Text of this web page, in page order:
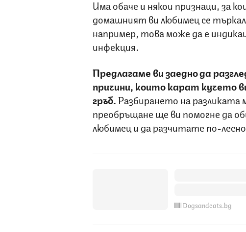
Има обаче и някои признаци, за
домашният ви любимец се
например, това може да е
инфекция.
Предлагаме ви заедно да
причини, които карат кучето
гръб.Разбирането на
преобръщане ще ви помогне да
любимец и да разчитате по-
Dogsandcats.bg